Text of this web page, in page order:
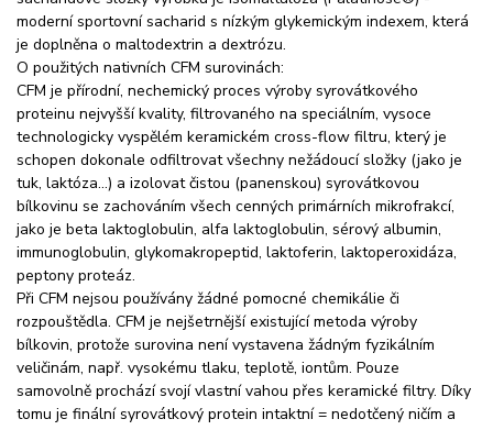
moderní sportovní sacharid s nízkým glykemickým indexem, která
je doplněna o maltodextrin a dextrózu.
O použitých nativních CFM surovinách:
CFM je přírodní, nechemický proces výroby syrovátkového
proteinu nejvyšší kvality, filtrovaného na speciálním, vysoce
technologicky vyspělém keramickém cross-flow filtru, který je
schopen dokonale odfiltrovat všechny nežádoucí složky (jako je
tuk, laktóza…) a izolovat čistou (panenskou) syrovátkovou
bílkovinu se zachováním všech cenných primárních mikrofrakcí,
jako je beta laktoglobulin, alfa laktoglobulin, sérový albumin,
immunoglobulin, glykomakropeptid, laktoferin, laktoperoxidáza,
peptony proteáz.
Při CFM nejsou používány žádné pomocné chemikálie či
rozpouštědla. CFM je nejšetrnější existující metoda výroby
bílkovin, protože surovina není vystavena žádným fyzikálním
veličinám, např. vysokému tlaku, teplotě, iontům. Pouze
samovolně prochází svojí vlastní vahou přes keramické filtry. Díky
tomu je finální syrovátkový protein intaktní = nedotčený ničím a